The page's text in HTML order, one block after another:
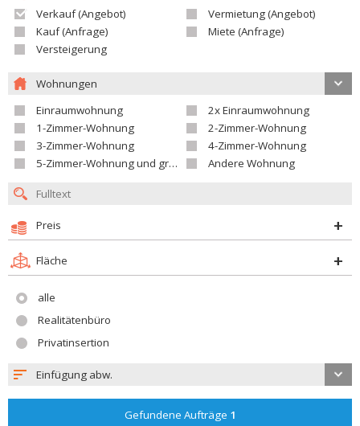
Verkauf (Angebot)
Vermietung (Angebot)
Kauf (Anfrage)
Miete (Anfrage)
Versteigerung
Wohnungen
Einraumwohnung
2x Einraumwohnung
1-Zimmer-Wohnung
2-Zimmer-Wohnung
3-Zimmer-Wohnung
4-Zimmer-Wohnung
5-Zimmer-Wohnung und größer
Andere Wohnung
Preis
Fläche
alle
Realitätenbüro
Privatinsertion
Einfügung abw.
Gefundene Aufträge 1